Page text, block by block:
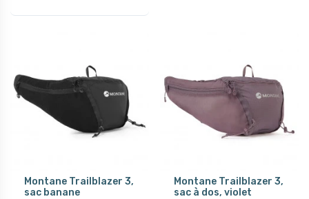
Montane Trailblazer 3,
sac banane
Montane Trailblazer 3,
sac à dos, violet